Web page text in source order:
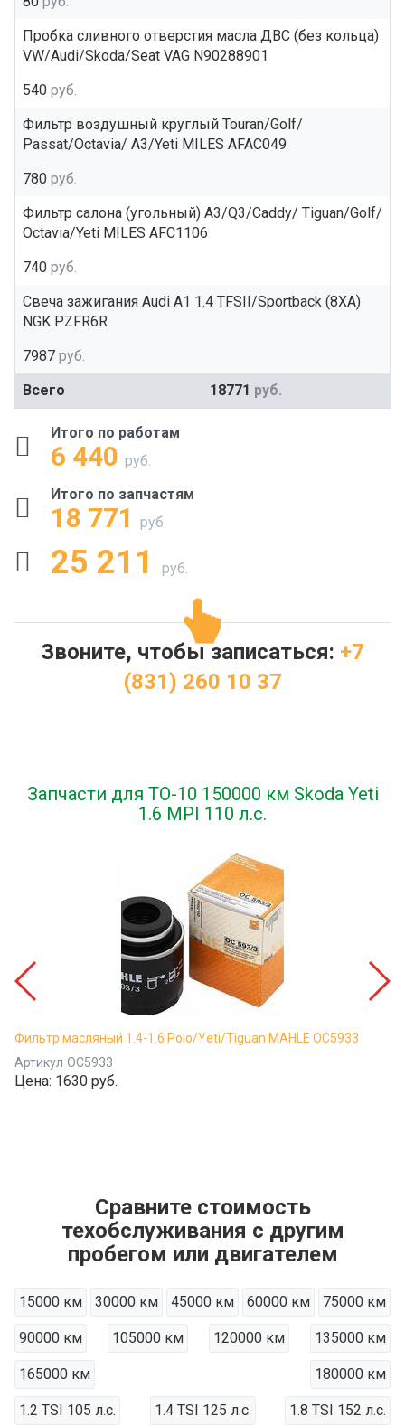
Пробка сливного отверстия масла ДВС (без кольца)
VW/Audi/Skoda/Seat VAG N90288901
540 руб.
Фильтр воздушный круглый Touran/Golf/
Passat/Octavia/ A3/Yeti MILES AFAC049
780 руб.
Фильтр салона (угольный) A3/Q3/Caddy/ Tiguan/Golf/
Octavia/Yeti MILES AFC1106
740 руб.
Свеча зажигания Audi A1 1.4 TFSII/Sportback (8XA)
NGK PZFR6R
7987 руб.
Всего
18771 руб.
Итого по работам
6 440 руб.
Итого по запчастям
18 771 руб.
25 211 руб.
Звоните, чтобы записаться: +7
(831) 260 10 37
Запчасти для ТО-10 150000 км Skoda Yeti
1.6 MPI 110 л.с.
Фильтр масляный 1.4-1.6 Polo/Yeti/Tiguan MAHLE OC5933
Артикул OC5933
Цена: 1630 руб.
Сравните стоимость
техобслуживания с другим
пробегом или двигателем
15000 км 30000 км 45000 км 60000 км 75000 км
90000 км 105000 км 120000 км 135000 км
165000 км 180000 км
1.2 TSI 105 л.с. 1.4 TSI 125 л.с. 1.8 TSI 152 л.с.